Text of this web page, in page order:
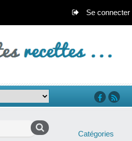
Se connecter
Catégories